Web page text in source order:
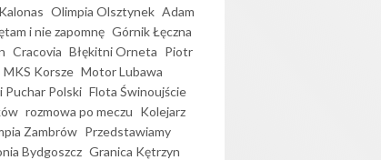
Olimpia Olsztynek Adam
i nie zapomnę Górnik Łęczna
Cracovia Błękitni Orneta Piotr
MKS Korsze Motor Lubawa
Puchar Polski Flota Świnoujście
rozmowa po meczu Kolejarz
Zambrów Przedstawiamy
Bydgoszcz Granica Kętrzyn